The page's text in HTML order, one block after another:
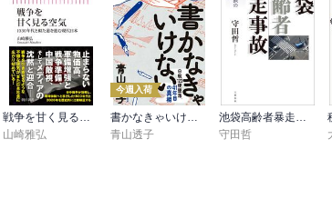
戦争を甘く見る空気 1930年代と似た道を進む現代日本
山崎雅弘
今週入荷
書かなきゃいけない
青山透子
池袋高齢者暴走事故 遺族と加害者家族の2060日
守田哲